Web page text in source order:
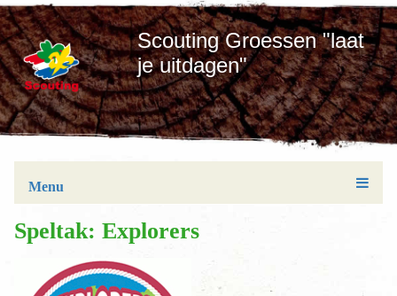
Scouting Groessen "laat
je uitdagen"
Menu
Speltak: Explorers